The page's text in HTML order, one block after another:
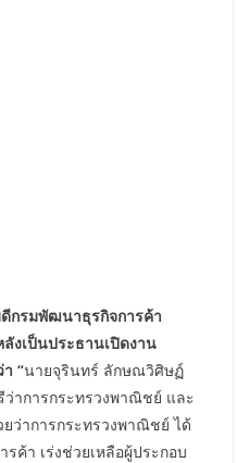
รมพัฒนาธุรกิจการค้า
งเป็นประธานเปิดงาน
“นายจุรินทร์ ลักษณวิศิษฏ์
าการกระทรวงพาณิชย์ และ
ว่าการกระทรวงพาณิชย์ ได้
ค้า เร่งช่วยเหลือผู้ประกอบ